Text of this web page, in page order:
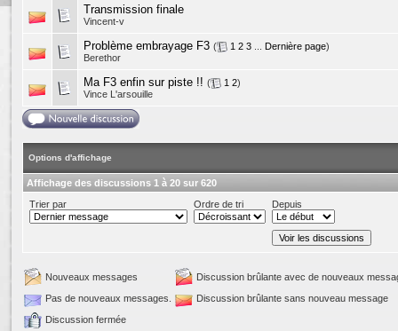
Transmission finale
Vincent-v
Problème embrayage F3 ( 1 2 3 Dernière page)
Berethor
Ma F3 enfin sur piste !! ( 1 2)
Vince L'arsouille
Options d'affichage
Affichage des discussions 1 à 20 sur 620
Trier par
Ordre de tri Depuis
Nouveaux messages
Discussion brûlante avec de nouveaux
Pas de nouveaux messages.
Discussion brûlante sans nouveau message
Discussion fermée